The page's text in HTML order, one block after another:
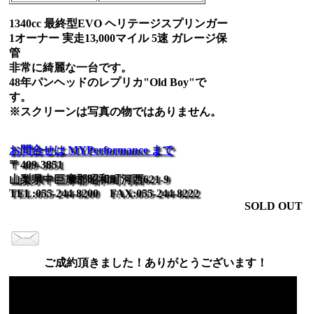
1340cc 最終型EVO ヘリテージスプリンガー
1オーナー 実走13,000マイル 5速 ガレージ保
管
非常に綺麗な一台です。
48年パンヘッドのレプリカ"Old Boy"で
す。
※スクリーンは写真の物ではありません。
お問合せは MYPerformance まで
〒409-3851
山梨県中巨摩郡昭和町河西621-9
TEL:055-244-8200 FAX:055-244-8222
SOLD OUT
ご成約頂きました！ありがとうございます！